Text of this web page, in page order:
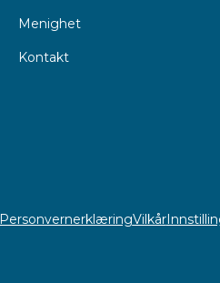
Menighet
Kontakt
PersonvernerklæringVilkår